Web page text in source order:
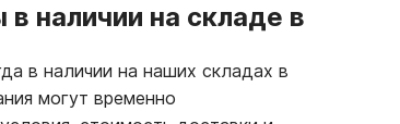
наличии на складе в
в наличии на наших складах в
могут временно